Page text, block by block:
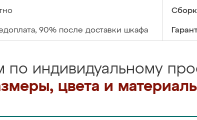
90% после доставки шкафа
по индивидуальному
цвета и